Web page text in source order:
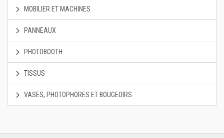
MOBILIER ET MACHINES
PANNEAUX
PHOTOBOOTH
TISSUS
VASES, PHOTOPHORES ET BOUGEOIRS